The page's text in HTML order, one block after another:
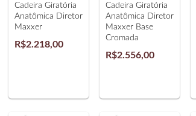
Cadeira Giratória
Anatômica Diretor
Maxxer
R$2.218,00
Cadeira Giratória
Anatômica Diretor
Maxxer Base
Cromada
R$2.556,00